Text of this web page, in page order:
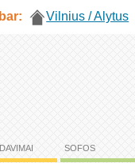
Vilnius / Alytus
SOFOS